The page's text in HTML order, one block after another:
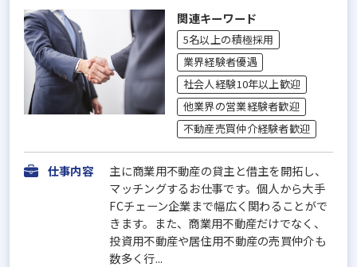
関連キーワード
5名以上の積極採用
業界経験者優遇
社会人経験10年以上歓迎
他業界の営業経験者歓迎
不動産売買仲介経験者歓迎
仕事内容
主に商業用不動産の貸主と借主を開拓し、
マッチングするお仕事です。個人から大手
FCチェーン企業まで幅広く関わることがで
きます。また、商業用不動産だけでなく、
投資用不動産や居住用不動産の売買仲介も
数多く行...